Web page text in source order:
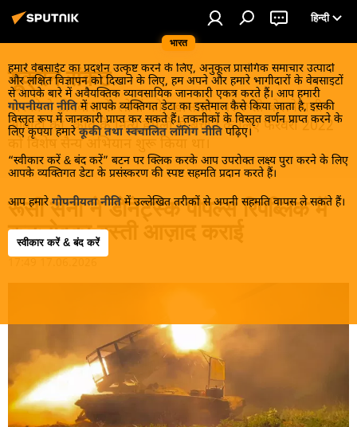
भारत
हिन्दी
हमारे वेबसाईट का प्रदर्शन उत्कृष्ट करने के लिए, अनुकूल प्रासंगिक समाचार उत्पादों
और लक्षित विज्ञापन को दिखाने के लिए, हम अपने और हमारे भागीदारों के वेबसाइटों
से आपके बारे में अवैयक्तिक व्यावसायिक जानकारी एकत्र करते हैं। आप हमारी
गोपनीयता नीति में आपके व्यक्तिगत डेटा का इस्तेमाल कैसे किया जाता है, इसकी
विस्तृत रूप में जानकारी प्राप्त कर सकते हैं। तकनीकों के विस्तृत वर्णन प्राप्त करने के
लिए कृपया हमारे कूकी तथा स्वचालित लॉगिंग नीति पढ़िए।
“स्वीकार करें & बंद करें” बटन पर क्लिक करके आप उपरोक्त लक्ष्य पुरा करने के लिए
आपके व्यक्तिगत डेटा के प्रसंस्करण की स्पष्ट सहमति प्रदान करते हैं।
आप हमारे गोपनीयता नीति में उल्लेखित तरीकों से अपनी सहमति वापस ले सकते हैं।
स्वीकार करें & बंद करें
यूक्रेन संकट
मास्को ने डोनबास के लोगों को, खास तौर पर रूसी बोलनेवाली
आबादी को, कीव के नित्य हमलों से बचाने के लिए फरवरी 2022
को विशेष सैन्य अभियान शुरू किया था।
रूसी सेना ने डोनेट्स्क पीपल्स रिपब्लिक में
कुतुज़ोवका बस्ती आज़ाद कराई